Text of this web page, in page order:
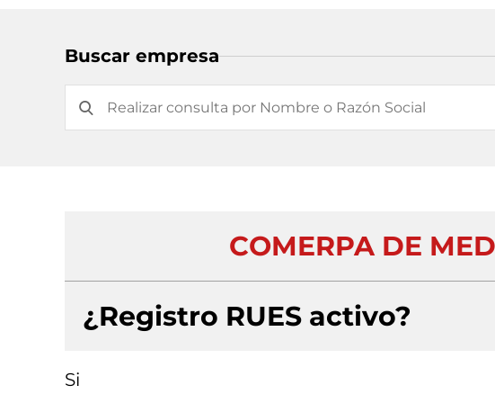
Buscar empresa
COMERPA DE
¿Registro RUES activo?
Si